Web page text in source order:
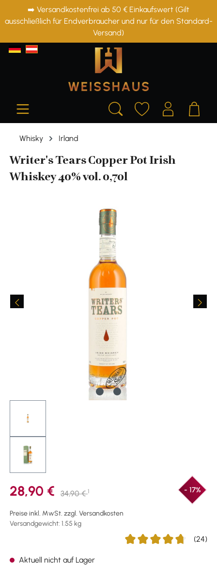
springen
➡️ Versandkostenfrei ab 50 € Einkaufswert (Gilt
ausschließlich für Endverbraucher und nur für den Standard-
Versand)
Whisky Irland
Writer's Tears Copper Pot Irish
Whiskey 40% vol. 0,70l
28,90 € 34,90 €1 - 17%
Preise inkl. MwSt. zzgl. Versandkosten
Versandgewicht: 1.55 kg
(24)
Aktuell nicht auf Lager